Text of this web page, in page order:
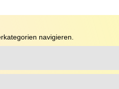
navigieren.